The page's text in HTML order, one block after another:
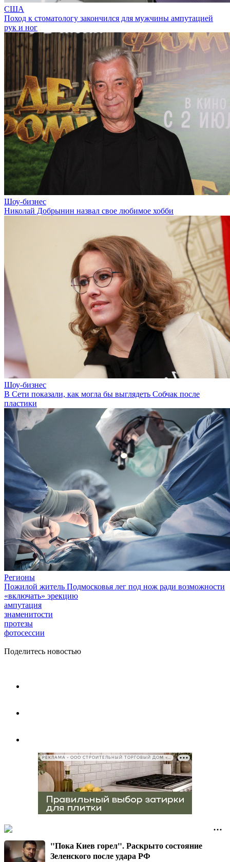
США
Поход к стоматологу закончился для мужчины ампутацией
рук и ног
Шоу-бизнес
Николай Добрынин назвал свое любимое хобби
Шоу-бизнес
В Сети показали, как могла бы выглядеть Собчак после
пластики
Регионы
Пожилой житель Подмосковья лег под нож ради возможности
«включать» эрекцию
ампутация
знаменитости
протезы
фотосессии
Поделитесь новостью
РЕКЛАМА • ООО СТРОИТЕЛЬНЫЙ ТОРГОВЫЙ ДОМ «ПЕТРОВИЧ», ИНН 7802348846
"Пока Киев горел". Раскрыто состояние
Зеленского после удара РФ